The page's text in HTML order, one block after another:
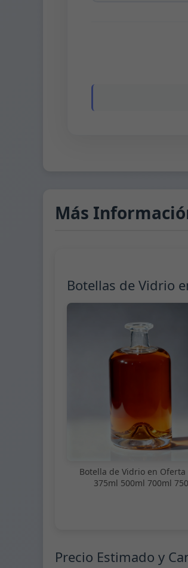
Más
Botellas de Vidrio
Botella de Vidrio en Oferta
375ml 500ml 700ml
Precio Estimado y